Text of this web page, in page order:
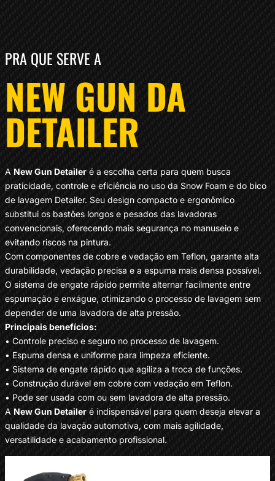
PRA QUE SERVE A
NEW GUN DA
DETAILER
A New Gun Detailer é a escolha certa para quem busca
praticidade, controle e eficiência no uso da Snow Foam e do bico
de lavagem Detailer. Seu design compacto e ergonômico
substitui os bastões longos e pesados das lavadoras
convencionais, oferecendo mais segurança no manuseio e
evitando riscos na pintura.
Com componentes de cobre e vedação em Teflon, garante alta
durabilidade, vedação precisa e a espuma mais densa possível.
O sistema de engate rápido permite alternar facilmente entre
espumação e enxágue, otimizando o processo de lavagem sem
depender de uma lavadora de alta pressão.
Principais benefícios:
• Controle preciso e seguro no processo de lavagem.
• Espuma densa e uniforme para limpeza eficiente.
• Sistema de engate rápido que agiliza a troca de funções.
• Construção durável em cobre com vedação em Teflon.
• Pode ser usada com ou sem lavadora de alta pressão.
A New Gun Detailer é indispensável para quem deseja elevar a
qualidade da lavação automotiva, com mais agilidade,
versatilidade e acabamento profissional.